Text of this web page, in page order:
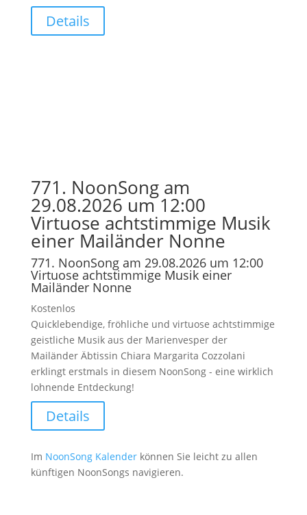
Details
771. NoonSong am
29.08.2026 um 12:00
Virtuose achtstimmige Musik
einer Mailänder Nonne
771. NoonSong am 29.08.2026 um 12:00
Virtuose achtstimmige Musik einer
Mailänder Nonne
Kostenlos
Quicklebendige, fröhliche und virtuose achtstimmige
geistliche Musik aus der Marienvesper der
Mailänder Äbtissin Chiara Margarita Cozzolani
erklingt erstmals in diesem NoonSong - eine wirklich
lohnende Entdeckung!
Details
Im NoonSong Kalenderkönnen Sie leicht zu allen
künftigen NoonSongs navigieren.